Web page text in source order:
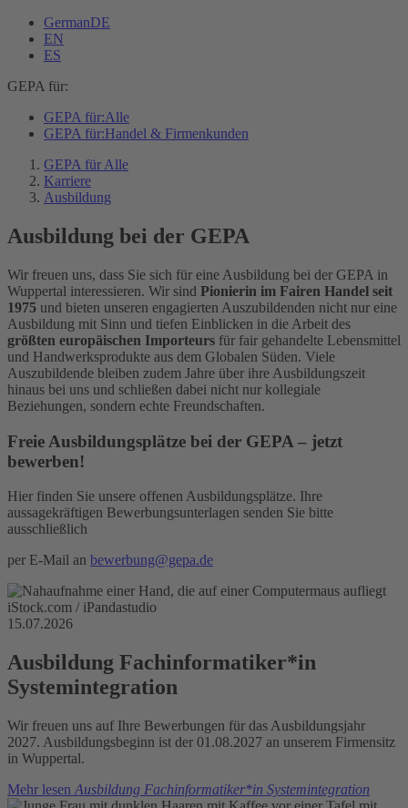
GermanDE
EN
ES
GEPA für:
GEPA für:Alle
GEPA für:Handel & Firmenkunden
GEPA für Alle
Karriere
Ausbildung
Ausbildung bei der GEPA
Wir freuen uns, dass Sie sich für eine Ausbildung bei der GEPA in
Wuppertal interessieren. Wir sind Pionierin im Fairen Handel seit
1975 und bieten unseren engagierten Auszubildenden nicht nur eine
Ausbildung mit Sinn und tiefen Einblicken in die Arbeit des
größten europäischen Importeurs für fair gehandelte Lebensmittel
und Handwerksprodukte aus dem Globalen Süden. Viele
Auszubildende bleiben zudem Jahre über ihre Ausbildungszeit
hinaus bei uns und schließen dabei nicht nur kollegiale
Beziehungen, sondern echte Freundschaften.
Freie Ausbildungsplätze bei der GEPA – jetzt
bewerben!
Hier finden Sie unsere offenen Ausbildungsplätze. Ihre
aussagekräftigen Bewerbungsunterlagen senden Sie bitte
ausschließlich
per E-Mail an bewerbung@gepa.de
iStock.com / iPandastudio
15.07.2026
Ausbildung Fachinformatiker*in
Systemintegration
Wir freuen uns auf Ihre Bewerbungen für das Ausbildungsjahr
2027. Ausbildungsbeginn ist der 01.08.2027 an unserem Firmensitz
in Wuppertal.
Mehr lesen Ausbildung Fachinformatiker*in Systemintegration